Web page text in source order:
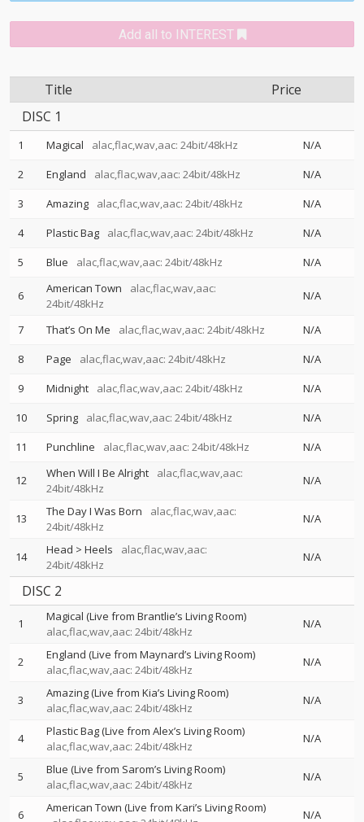
Add all to INTEREST
Title
Price
DISC 1
1 Magical alac,flac,wav,aac: 24bit/48kHz
N/A
2
England alac,flac,wav,aac: 24bit/48kHz
N/A
3
Amazing alac,flac,wav,aac: 24bit/48kHz
N/A
4
Plastic Bag alac,flac,wav,aac: 24bit/48kHz
N/A
5
Blue alac,flac,wav,aac: 24bit/48kHz N/A
6 American Town
alac,flac,wav,aac:
24bit/48kHz
N/A
7 That’s On Me alac,flac,wav,aac: 24bit/48kHz
N/A
8
Page alac,flac,wav,aac: 24bit/48kHz
N/A
9
Midnight alac,flac,wav,aac: 24bit/48kHz
N/A
10
Spring alac,flac,wav,aac: 24bit/48kHz
N/A
11
Punchline alac,flac,wav,aac: 24bit/48kHz N/A
12 When Will I Be Alright
alac,flac,wav,aac:
24bit/48kHz
N/A
13 The Day I Was Born
alac,flac,wav,aac:
24bit/48kHz
N/A
14 Head > Heels
alac,flac,wav,aac:
24bit/48kHz
N/A
DISC 2
1
Magical (Live from Brantlie’s Living Room)
alac,flac,wav,aac: 24bit/48kHz
N/A
2
England (Live from Maynard’s Living Room)
alac,flac,wav,aac: 24bit/48kHz
N/A
3
Amazing (Live from Kia’s Living Room)
alac,flac,wav,aac: 24bit/48kHz
N/A
4
Plastic Bag (Live from Alex’s Living Room)
alac,flac,wav,aac: 24bit/48kHz
N/A
5
Blue (Live from Sarom’s Living Room)
alac,flac,wav,aac: 24bit/48kHz
N/A
6
American Town (Live from Kari’s Living Room)
N/A